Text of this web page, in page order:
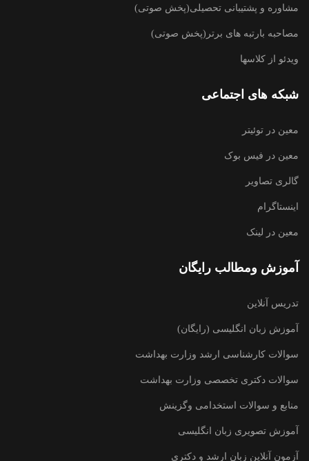
مشاوره و پشتیبانی تحصیلی(پخش صوتی)
مصاحبه بارتبه های برتر(پخش صوتی)
ویدئو از کلاسها
شبکه های اجتماعی
معین در توئیتر
معین در فیس بوک
گالری تصاویر
اینستاگرام
معین در لینک
آموزش ومطالب رایگان
تدریس آنلاین
آموزش زبان انگلیسی (رایگان)
سوالات کارشناسی ارشد وزارت بهداشت
سوالات دکتری تخصصی وزارت بهداشت
منابع و سوالات استخدامی وگزینش
آموزش تصویری زبان انگلیسی
آزمون آنلاین زبان ارشد و دکتری